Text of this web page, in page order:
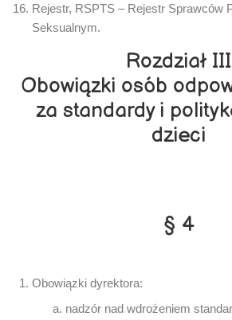
Rejestr, RSPTS – Rejestr Sprawców
Seksualnym.
Rozdział III
Obowiązki osób
za standardy i
dzieci
§ 4
Obowiązki dyrektora:
nadzór nad wdrożeniem